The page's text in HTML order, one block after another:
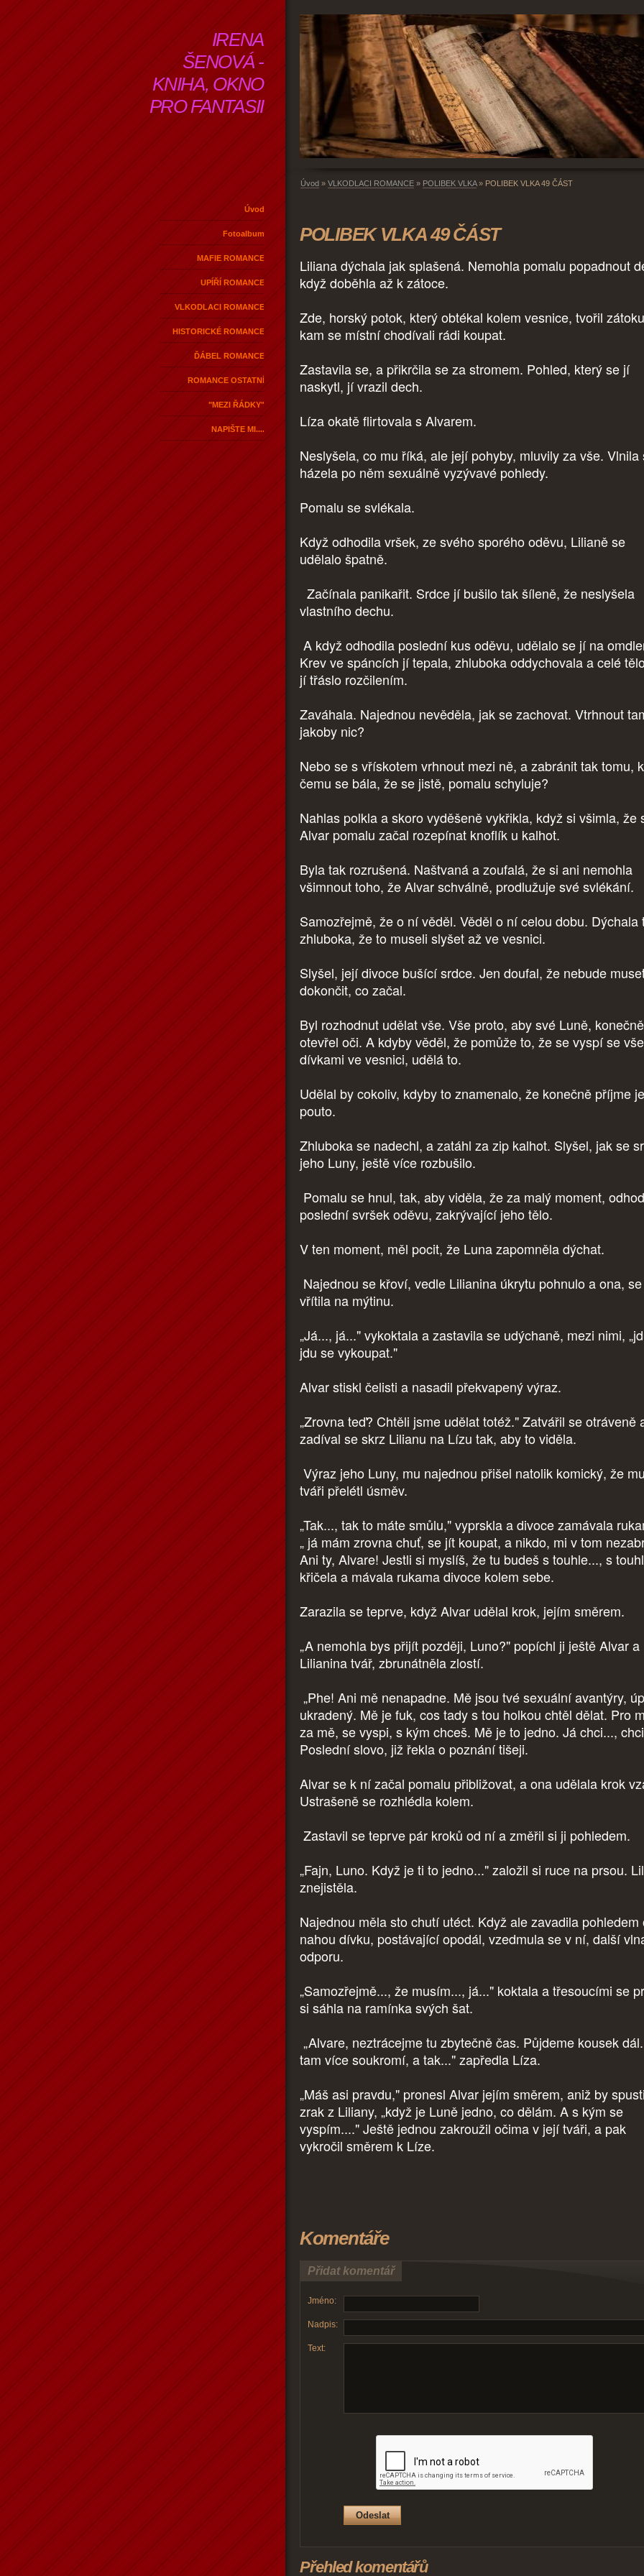
IRENA
ŠENOVÁ -
KNIHA, OKNO
PRO FANTASII
Úvod
Fotoalbum
MAFIE ROMANCE
UPÍŘÍ ROMANCE
VLKODLACI ROMANCE
HISTORICKÉ ROMANCE
ĎÁBEL ROMANCE
ROMANCE OSTATNÍ
"MEZI ŘÁDKY"
NAPIŠTE MI....
Úvod » VLKODLACI ROMANCE » POLIBEK VLKA» POLIBEK VLKA 49 ČÁST
POLIBEK VLKA 49 ČÁST
Liliana dýchala jak splašená. Nemohla pomalu popadnout
když doběhla až k zátoce.
Zde, horský potok, který obtékal kolem vesnice, tvořil
kam se místní chodívali rádi koupat.
Zastavila se, a přikrčila se za stromem. Pohled, který se jí
naskytl, jí vrazil dech.
Líza okatě flirtovala s Alvarem.
Neslyšela, co mu říká, ale její pohyby, mluvily za vše. Vlnila
házela po něm sexuálně vyzývavé pohledy.
Pomalu se svlékala.
Když odhodila vršek, ze svého sporého oděvu, Lilianě se
udělalo špatně.
Začínala panikařit. Srdce jí bušilo tak šíleně, že neslyšela
vlastního dechu.
A když odhodila poslední kus oděvu, udělalo se jí na
Krev ve spáncích jí tepala, zhluboka oddychovala a celé
jí třáslo rozčilením.
Zaváhala. Najednou nevěděla, jak se zachovat. Vtrhnout
jakoby nic?
Nebo se s vřískotem vrhnout mezi ně, a zabránit tak tomu, k
čemu se bála, že se jistě, pomalu schyluje?
Nahlas polkla a skoro vyděšeně vykřikla, když si všimla, že
Alvar pomalu začal rozepínat knoflík u kalhot.
Byla tak rozrušená. Naštvaná a zoufalá, že si ani nemohla
všimnout toho, že Alvar schválně, prodlužuje své svlékání.
Samozřejmě, že o ní věděl. Věděl o ní celou dobu. Dýchala
zhluboka, že to museli slyšet až ve vesnici.
Slyšel, její divoce bušící srdce. Jen doufal, že nebude
dokončit, co začal.
Byl rozhodnut udělat vše. Vše proto, aby své Luně, konečně
otevřel oči. A kdyby věděl, že pomůže to, že se vyspí se
dívkami ve vesnici, udělá to.
Udělal by cokoliv, kdyby to znamenalo, že konečně příjme
pouto.
Zhluboka se nadechl, a zatáhl za zip kalhot. Slyšel, jak se
jeho Luny, ještě více rozbušilo.
Pomalu se hnul, tak, aby viděla, že za malý moment,
poslední svršek oděvu, zakrývající jeho tělo.
V ten moment, měl pocit, že Luna zapomněla dýchat.
Najednou se křoví, vedle Lilianina úkrytu pohnulo a ona, se
vřítila na mýtinu.
„Já..., já..." vykoktala a zastavila se udýchaně, mezi nimi,
jdu se vykoupat."
Alvar stiskl čelisti a nasadil překvapený výraz.
„Zrovna teď? Chtěli jsme udělat totéž." Zatvářil se otráveně
zadíval se skrz Lilianu na Lízu tak, aby to viděla.
Výraz jeho Luny, mu najednou přišel natolik komický, že
tváři přelétl úsměv.
„Tak..., tak to máte smůlu," vyprskla a divoce zamávala
„ já mám zrovna chuť, se jít koupat, a nikdo, mi v tom
Ani ty, Alvare! Jestli si myslíš, že tu budeš s touhle..., s
křičela a mávala rukama divoce kolem sebe.
Zarazila se teprve, když Alvar udělal krok, jejím směrem.
„A nemohla bys přijít později, Luno?" popíchl ji ještě Alvar a
Lilianina tvář, zbrunátněla zlostí.
„Phe! Ani mě nenapadne. Mě jsou tvé sexuální avantýry,
ukradený. Mě je fuk, cos tady s tou holkou chtěl dělat. Pro
za mě, se vyspi, s kým chceš. Mě je to jedno. Já chci...,
Poslední slovo, již řekla o poznání tišeji.
Alvar se k ní začal pomalu přibližovat, a ona udělala krok
Ustrašeně se rozhlédla kolem.
Zastavil se teprve pár kroků od ní a změřil si ji pohledem.
„Fajn, Luno. Když je ti to jedno..." založil si ruce na prsou.
znejistěla.
Najednou měla sto chutí utéct. Když ale zavadila pohledem
nahou dívku, postávající opodál, vzedmula se v ní, další
odporu.
„Samozřejmě..., že musím..., já..." koktala a třesoucími se
si sáhla na ramínka svých šat.
„Alvare, neztrácejme tu zbytečně čas. Půjdeme kousek
tam více soukromí, a tak..." zapředla Líza.
„Máš asi pravdu," pronesl Alvar jejím směrem, aniž by
zrak z Liliany, „když je Luně jedno, co dělám. A s kým se
vyspím...." Ještě jednou zakroužil očima v její tváři, a pak
vykročil směrem k Líze.
Komentáře
Přidat komentář
Jméno:
Nadpis:
Text:
Přehled komentářů